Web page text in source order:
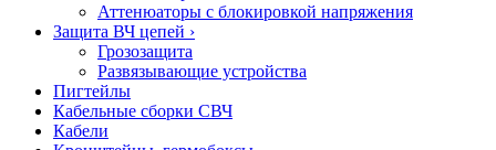
Аттенюаторы с блокировкой напряжения
Защита ВЧ цепей ›
Грозозащита
Развязывающие устройства
Пигтейлы
Кабельные сборки СВЧ
Кабели